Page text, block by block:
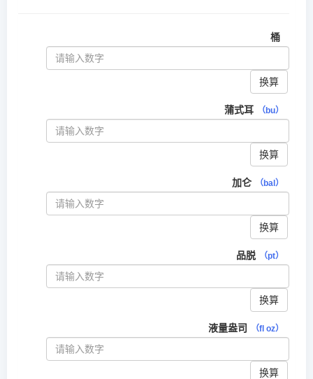
桶
换算
蒲式耳 （bu）
换算
加仑 （bal）
换算
品脱 （pt）
换算
液量盎司 （fl oz）
换算